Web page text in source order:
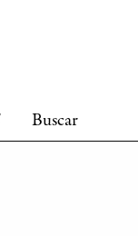
Buscar